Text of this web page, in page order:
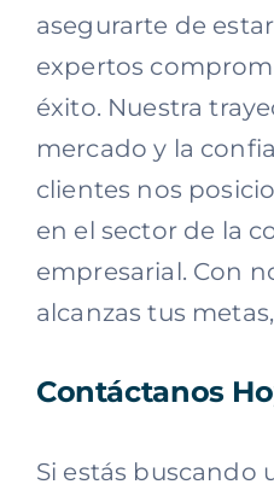
asegurarte de
expertos
éxito. Nuestra
mercado y la
clientes nos
en el sector de la
empresarial. Con
alcanzas tus
Contáctanos
Si estás buscando